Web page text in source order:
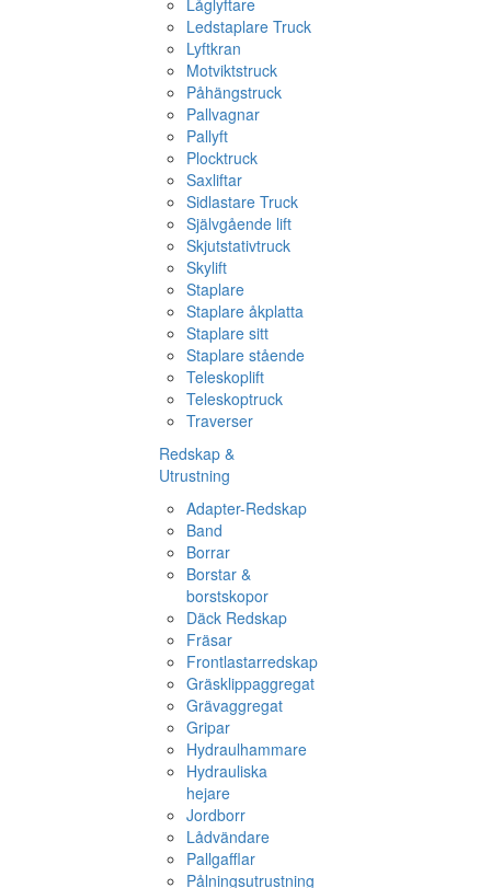
Låglyftare
Ledstaplare Truck
Lyftkran
Motviktstruck
Påhängstruck
Pallvagnar
Pallyft
Plocktruck
Saxliftar
Sidlastare Truck
Självgående lift
Skjutstativtruck
Skylift
Staplare
Staplare åkplatta
Staplare sitt
Staplare stående
Teleskoplift
Teleskoptruck
Traverser
Redskap &
Utrustning
Adapter-Redskap
Band
Borrar
Borstar &
borstskopor
Däck Redskap
Fräsar
Frontlastarredskap
Gräsklippaggregat
Grävaggregat
Gripar
Hydraulhammare
Hydrauliska
hejare
Jordborr
Lådvändare
Pallgafflar
Pålningsutrustning